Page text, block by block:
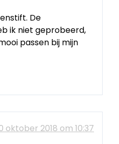
De
ik niet geprobeerd,
passen bij mijn
oktober 2018 om 10:37